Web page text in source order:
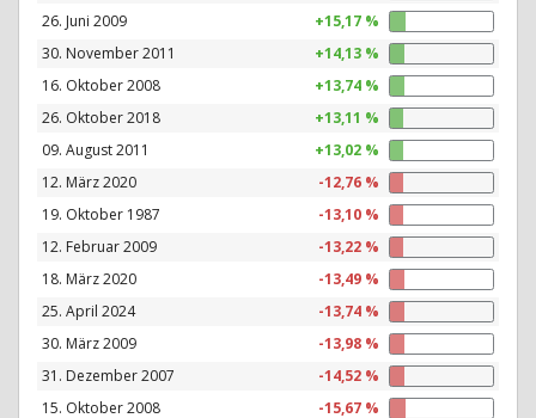
26. Juni 2009
+15,17 %
30. November 2011
+14,13 %
16. Oktober 2008
+13,74 %
26. Oktober 2018
+13,11 %
09. August 2011
+13,02 %
12. März 2020
-12,76 %
19. Oktober 1987
-13,10 %
12. Februar 2009
-13,22 %
18. März 2020
-13,49 %
25. April 2024
-13,74 %
30. März 2009
-13,98 %
31. Dezember 2007
-14,52 %
15. Oktober 2008
-15,67 %